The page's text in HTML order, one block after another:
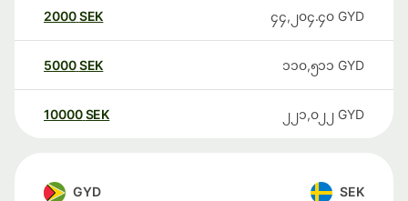
2000SEK ၄၄,၂၀၄.၄၀ GYD
5000SEK ၁၁၀,၅၁၁ GYD
10000 SEK ၂၂၁,၀၂၂ GYD
GYD SEK